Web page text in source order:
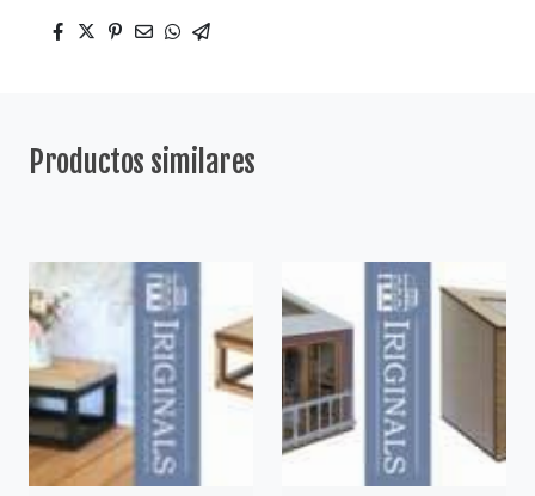
Productos similares